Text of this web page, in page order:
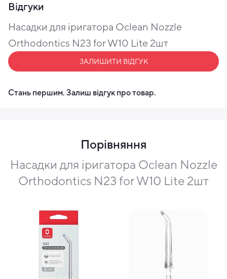
Відгуки
Насадки для іригатора Oclean Nozzle
Orthodontics N23 for W10 Lite 2шт
ЗАЛИШИТИ ВІДГУК
Стань першим. Залиш відгук про товар.
Порівняння
Насадки для іригатора Oclean Nozzle
Orthodontics N23 for W10 Lite 2шт